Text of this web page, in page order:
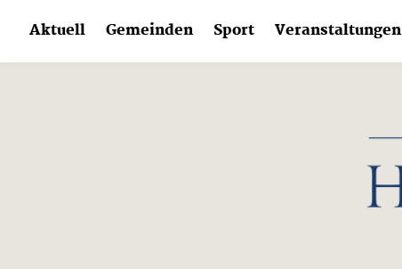
content
Aktuell Gemeinden Sport Veranstaltungen